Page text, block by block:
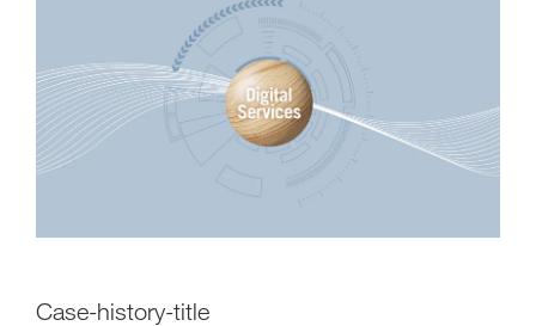
case-history-title